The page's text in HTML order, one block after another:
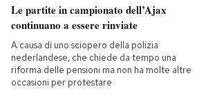
Politica
Tecnologia
Internet
Scienza
Cultura
Media
Le partite in campionato dell’Ajax
continuano a essere rinviate
A causa di uno sciopero della polizia
nederlandese, che chiede da tempo una
riforma delle pensioni ma non ha molte altre
occasioni per protestare